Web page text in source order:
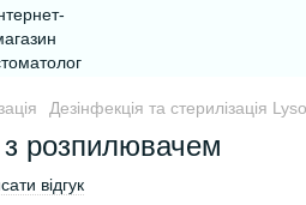
Дезінфекція та стерилізація
розпилювачем
відгук